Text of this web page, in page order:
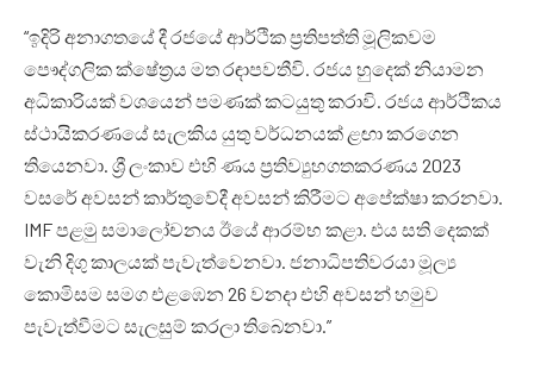
“ඉදිරි අනාගතයේ දී රජයේ ආර්ථික ප්‍රතිපත්ති මූලිකවම
පෞද්ගලික ක්ෂේත්‍රය මත රඳාපවතීවි. රජය හුදෙක් නියාමන
අධිකාරියක් වශයෙන් පමණක් කටයුතු කරාවි. රජය ආර්ථිකය
ස්ථායිකරණයේ සැලකිය යුතු වර්ධනයක් ළඟා කරගෙන
තියෙනවා. ශ්‍රී ලංකාව එහි ණය ප්‍රතිව්‍යුහගතකරණය 2023
වසරේ අවසන් කාර්තුවේදී අවසන් කිරීමට අපේක්ෂා කරනවා.
IMF පළමු සමාලෝචනය ඊයේ ආරම්භ කළා. එය සති දෙකක්
වැනි දිගු කාලයක් පැවැත්වෙනවා. ජනාධිපතිවරයා මූල්‍ය
කොමිසම සමග එළඹෙන 26 වනදා එහි අවසන් හමුව
පැවැත්වීමට සැලසුම් කරලා තිබෙනවා.”